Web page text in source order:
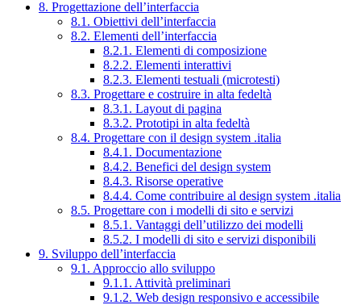
8. Progettazione dell’interfaccia
8.1. Obiettivi dell’interfaccia
8.2. Elementi dell’interfaccia
8.2.1. Elementi di composizione
8.2.2. Elementi interattivi
8.2.3. Elementi testuali (microtesti)
8.3. Progettare e costruire in alta fedeltà
8.3.1. Layout di pagina
8.3.2. Prototipi in alta fedeltà
8.4. Progettare con il design system .italia
8.4.1. Documentazione
8.4.2. Benefici del design system
8.4.3. Risorse operative
8.4.4. Come contribuire al design system .italia
8.5. Progettare con i modelli di sito e servizi
8.5.1. Vantaggi dell’utilizzo dei modelli
8.5.2. I modelli di sito e servizi disponibili
9. Sviluppo dell’interfaccia
9.1. Approccio allo sviluppo
9.1.1. Attività preliminari
9.1.2. Web design responsivo e accessibile